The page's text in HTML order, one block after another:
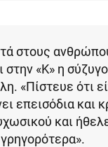
στους
στην «Κ» η
«Πίστευε ότι
επεισόδια και
και